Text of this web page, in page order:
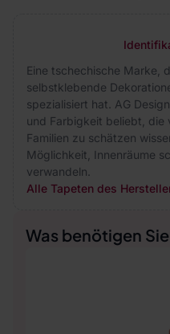
Eine tschechische Marke,
selbstklebende
spezialisiert hat. AG
und Farbigkeit beliebt, die
Familien zu schätzen
Möglichkeit, Innenräume
verwandeln.
Alle Tapeten des
Was benötigen